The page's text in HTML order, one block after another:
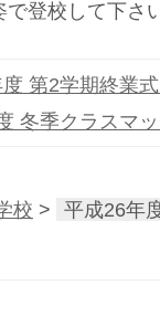
で登校して下さ
第2学期終業
冬季クラスマ
校 >
平成26年